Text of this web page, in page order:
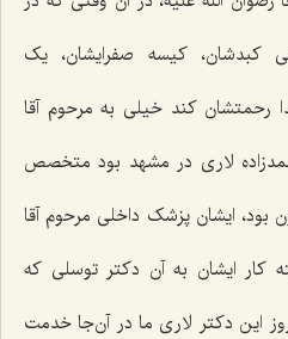
کبدشان، کیسه صفرایشان، یک
رحمتشان کند خیلی به مرحوم آقا
لاری در مشهد بود متخصص
ایشان پزشک داخلی مرحوم آقا
کار ایشان به آن دکتر توسلی که
این دکتر لاری ما در آن‌جا خدمت